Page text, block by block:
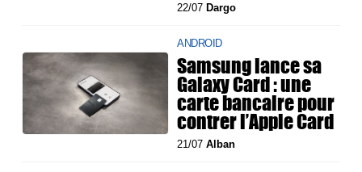
22/07Dargo
ANDROID
Samsung lance sa
Galaxy Card : une
carte bancaire pour
contrer l’Apple Card
21/07Alban